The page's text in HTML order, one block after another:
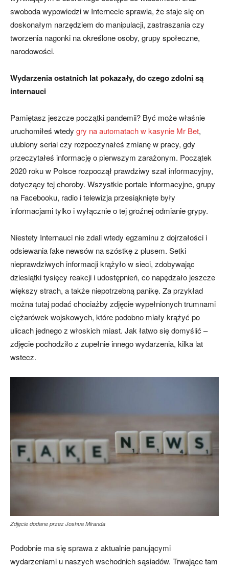
swoboda wypowiedzi w Internecie sprawia, że staje się on
doskonałym narzędziem do manipulacji, zastraszania czy
tworzenia nagonki na określone osoby, grupy społeczne,
narodowości.
Wydarzenia ostatnich lat pokazały, do czego zdolni są
internauci
Pamiętasz jeszcze początki pandemii? Być może właśnie
uruchomiłeś wtedy gry na automatach w kasynie Mr Bet,
ulubiony serial czy rozpoczynałeś zmianę w pracy, gdy
przeczytałeś informację o pierwszym zarażonym. Początek
2020 roku w Polsce rozpoczął prawdziwy szał informacyjny,
dotyczący tej choroby. Wszystkie portale informacyjne, grupy
na Facebooku, radio i telewizja przesiąknięte były
informacjami tylko i wyłącznie o tej groźnej odmianie grypy.
Niestety Internauci nie zdali wtedy egzaminu z dojrzałości i
odsiewania fake newsów na szóstkę z plusem. Setki
nieprawdziwych informacji krążyło w sieci, zdobywając
dziesiątki tysięcy reakcji i udostępnień, co napędzało jeszcze
większy strach, a także niepotrzebną panikę. Za przykład
można tutaj podać chociażby zdjęcie wypełnionych trumnami
ciężarówek wojskowych, które podobno miały krążyć po
ulicach jednego z włoskich miast. Jak łatwo się domyślić –
zdjęcie pochodziło z zupełnie innego wydarzenia, kilka lat
wstecz.
Zdjęcie dodane przez Joshua Miranda
Podobnie ma się sprawa z aktualnie panującymi
wydarzeniami u naszych wschodnich sąsiadów. Trwające tam